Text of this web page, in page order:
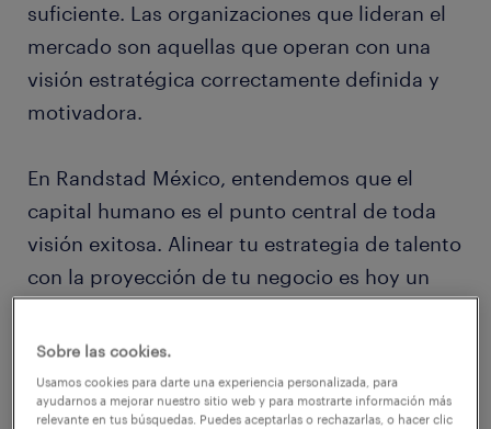
suficiente. Las organizaciones que lideran el
mercado son aquellas que operan con una
visión estratégica correctamente definida y
motivadora.
En Randstad México, entendemos que el
capital humano es el punto central de toda
visión exitosa. Alinear tu estrategia de talento
con la proyección de tu negocio es hoy un
¿qué es la visión estratégica y por qué es
crucial?
Sobre las cookies.
Usamos cookies para darte una experiencia personalizada, para
ayudarnos a mejorar nuestro sitio web y para mostrarte información más
relevante en tus búsquedas. Puedes aceptarlas o rechazarlas, o hacer clic